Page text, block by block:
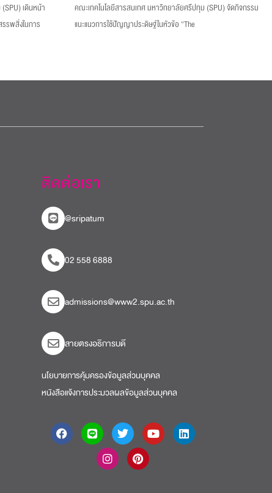
เดินหน้า
รพสิ่งในการ
คณะเทคโนโลยีสารสนเทศ มหาวิทยาลัยศรีปทุม (SPU) จัดกิจกรรม
แนะแนวการใช้ปัญญาประดิษฐ์ในหัวข้อ “The
ติดต่อเรา
@sripatum
02 558 6888
admissions@www2.spu.ac.th
สายตรงอธิการบดี​
นโยบายการคุ้มครองข้อมูลส่วนบุคคล
หนังสือแจ้งการประมวลผลข้อมูลส่วนบุคคล